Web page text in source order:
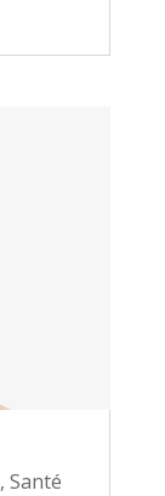
, Santé